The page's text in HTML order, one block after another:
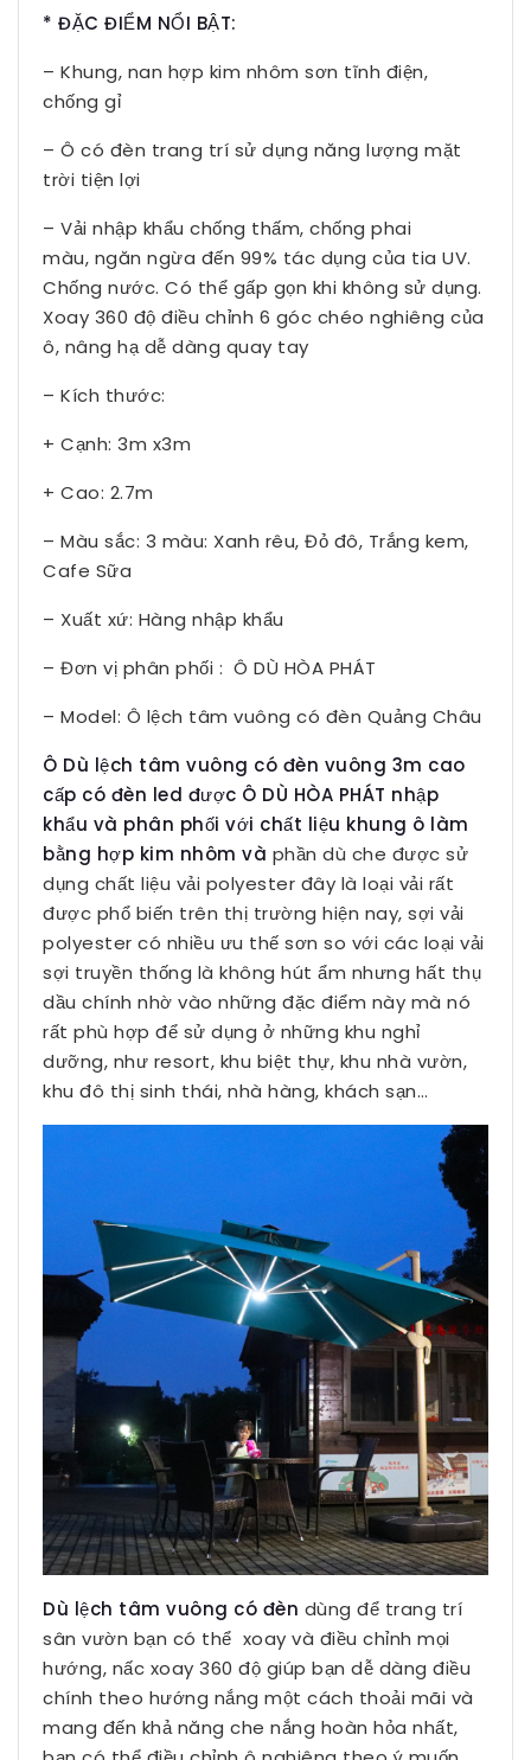
* ĐẶC ĐIỂM NỔI BẬT:
– Khung, nan hợp kim nhôm sơn tĩnh điện,
chống gỉ
– Ô có đèn trang trí sử dụng năng lượng mặt
trời tiện lợi
– Vải nhập khẩu chống thấm, chống phai
màu, ngăn ngừa đến 99% tác dụng của tia UV.
Chống nước. Có thể gấp gọn khi không sử dụng.
Xoay 360 độ điều chỉnh 6 góc chéo nghiêng của
ô, nâng hạ dễ dàng quay tay
– Kích thước:
+ Cạnh: 3m x3m
+ Cao: 2.7m
– Màu sắc: 3 màu: Xanh rêu, Đỏ đô, Trắng kem,
Cafe Sữa
– Xuất xứ: Hàng nhập khẩu
– Đơn vị phân phối : Ô DÙ HÒA PHÁT
– Model: Ô lệch tâm vuông có đèn Quảng Châu
Ô Dù lệch tâm vuông có đèn vuông 3m cao
cấp có đèn led được Ô DÙ HÒA PHÁT nhập
khẩu và phân phối với chất liệu khung ô làm
bằng hợp kim nhôm và phần dù che được sử
dụng chất liệu vải polyester đây là loại vải rất
được phổ biến trên thị trường hiện nay, sợi vải
polyester có nhiều ưu thế sơn so với các loại vải
sợi truyền thống là không hút ẩm nhưng hất thụ
dầu chính nhờ vào những đặc điểm này mà nó
rất phù hợp để sử dụng ở những khu nghỉ
dưỡng, như resort, khu biệt thự, khu nhà vườn,
khu đô thị sinh thái, nhà hàng, khách sạn…
Dù lệch tâm vuông có đèn dùng để trang trí
sân vườn bạn có thể xoay và điều chỉnh mọi
hướng, nấc xoay 360 độ giúp bạn dễ dàng điều
chính theo hướng nắng một cách thoải mãi và
mang đến khả năng che nắng hoàn hỏa nhất,